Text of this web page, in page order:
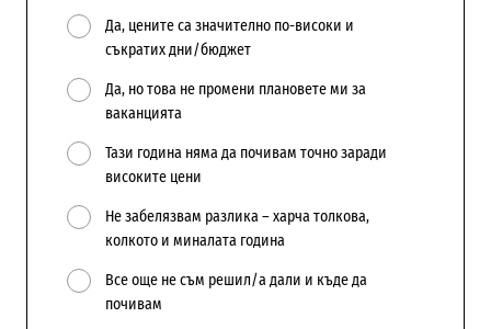
Да, цените са значително по-високи и
съкратих дни/бюджет
Да, но това не промени плановете ми за
ваканцията
Тази година няма да почивам точно заради
високите цени
Не забелязвам разлика – харча толкова,
колкото и миналата година
Все още не съм решил/а дали и къде да
почивам